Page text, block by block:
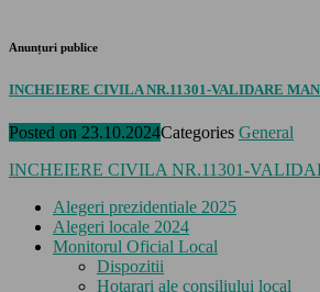
Anunțuri publice
INCHEIERE CIVILA NR.11301-VALIDARE
Posted on 23.10.2024Categories General
INCHEIERE CIVILA NR.11301-
Alegeri prezidentiale 2025
Alegeri locale 2024
Monitorul Oficial Local
Dispozitii
Hotarari ale consiliului local